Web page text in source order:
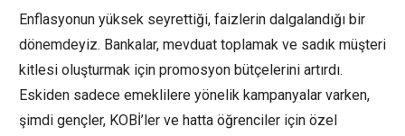
Enflasyonun yüksek seyrettiği, faizlerin dalgalandığı bir
dönemdeyiz. Bankalar, mevduat toplamak ve sadık müşteri
kitlesi oluşturmak için promosyon bütçelerini artırdı.
Eskiden sadece emeklilere yönelik kampanyalar varken,
şimdi gençler, KOBİ’ler ve hatta öğrenciler için özel